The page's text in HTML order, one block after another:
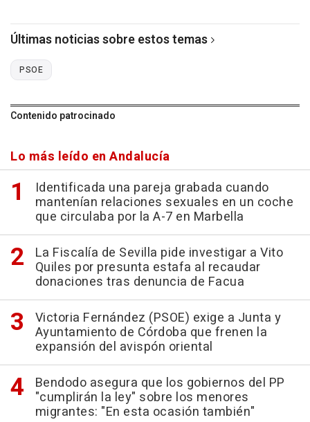
Últimas noticias sobre estos temas
PSOE
Contenido patrocinado
Lo más leído en Andalucía
Identificada una pareja grabada cuando
mantenían relaciones sexuales en un coche
que circulaba por la A-7 en Marbella
La Fiscalía de Sevilla pide investigar a Vito
Quiles por presunta estafa al recaudar
donaciones tras denuncia de Facua
Victoria Fernández (PSOE) exige a Junta y
Ayuntamiento de Córdoba que frenen la
expansión del avispón oriental
Bendodo asegura que los gobiernos del PP
"cumplirán la ley" sobre los menores
migrantes: "En esta ocasión también"